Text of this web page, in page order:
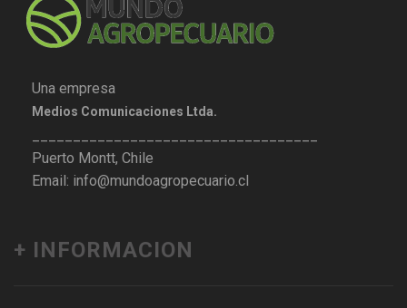
Una empresa
Medios Comunicaciones Ltda.
Puerto Montt, Chile
Email: info@mundoagropecuario.cl
+ INFORMACION